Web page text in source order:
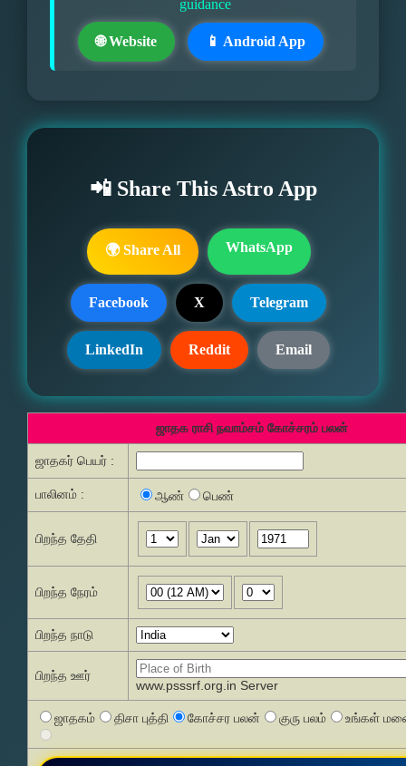
guidance
🌐 Website 📱 Android App
📲 Share This Astro App
🌍 Share All WhatsApp
Facebook X Telegram
LinkedIn Reddit Email
ஜாதக ராசி நவாம்சம் கோச்சரம் பலன்
ஜாதகர் பெயர் :
பாலினம் : ஆண் பெண்
பிறந்த தேதி
பிறந்த நேரம்
பிறந்த நாடு
பிறந்த ஊர்
www.psssrf.org.in Server
ஜாதகம் திசா புத்தி கோச்சர பலன் குரு பலம் உங்கள்